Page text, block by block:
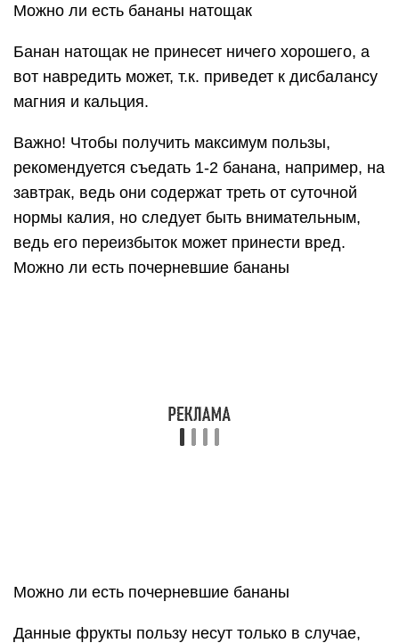
Можно ли есть бананы натощак
Банан натощак не принесет ничего хорошего, а
вот навредить может, т.к. приведет к дисбалансу
магния и кальция.
Важно! Чтобы получить максимум пользы,
рекомендуется съедать 1-2 банана, например, на
завтрак, ведь они содержат треть от суточной
нормы калия, но следует быть внимательным,
ведь его переизбыток может принести вред.
Можно ли есть почерневшие бананы
Можно ли есть почерневшие бананы
Данные фрукты пользу несут только в случае,